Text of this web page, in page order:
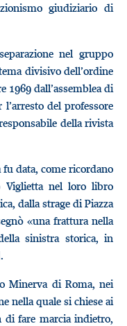
giudiziario di
nel gruppo
divisivo dell’ordine
1969 dall’assemblea di
del professore
della rivista
data, come ricordano
Viglietta nel loro libro
dalla strage di Piazza
«una frattura nella
sinistra storica, in
.
Minerva di Roma, nei
nella quale si chiese ai
di fare marcia indietro,